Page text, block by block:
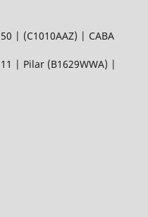
| (C1010AAZ) | CABA
| Pilar (B1629WWA) |